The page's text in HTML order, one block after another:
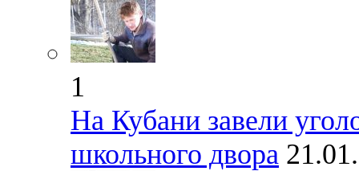
1
На Кубани завели
школьного двора